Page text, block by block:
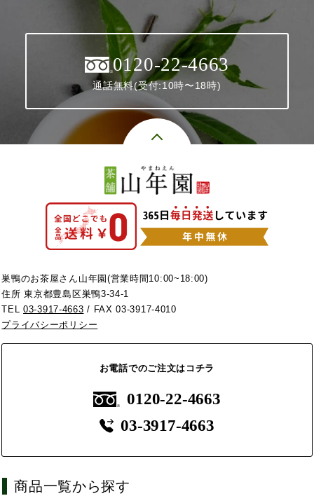
0120-22-4663
通話無料(受付:10時〜18時)
巣鴨のお茶屋さん山年園(営業時間10:00~18:00)
住所 東京都豊島区巣鴨3-34-1
TEL03-3917-4663 / FAX 03-3917-4010
プライバシーポリシー
お電話でのご注文はコチラ
0120-22-4663
03-3917-4663
商品一覧から探す